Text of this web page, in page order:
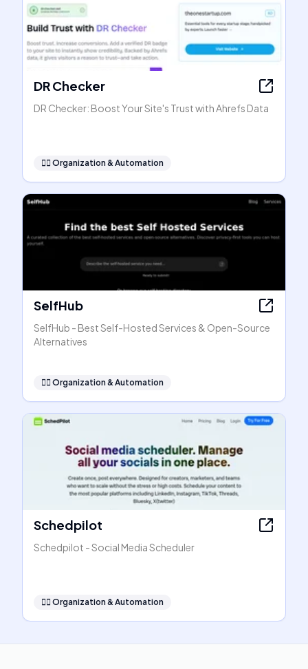
DR Checker
DR Checker: Boost Your Site's Trust with Ahrefs Data
🧞‍♂️ Organization & Automation
SelfHub
SelfHub - Best Self-Hosted Services & Open-Source
Alternatives
🧞‍♂️ Organization & Automation
Schedpilot
Schedpilot - Social Media Scheduler
🧞‍♂️ Organization & Automation